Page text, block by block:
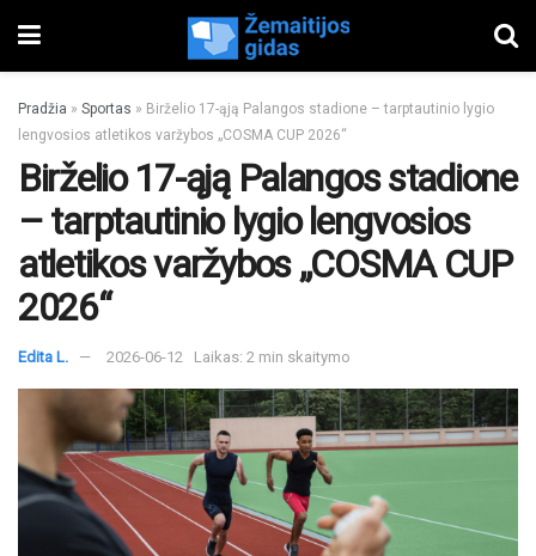
Pradžia » Sportas » Birželio 17-ąją Palangos stadione – tarptautinio lygio
lengvosios atletikos varžybos „COSMA CUP 2026“
Birželio 17-ąją Palangos stadione
– tarptautinio lygio lengvosios
atletikos varžybos „COSMA CUP
2026“
Edita L. 2026-06-12 Laikas: 2 min skaitymo